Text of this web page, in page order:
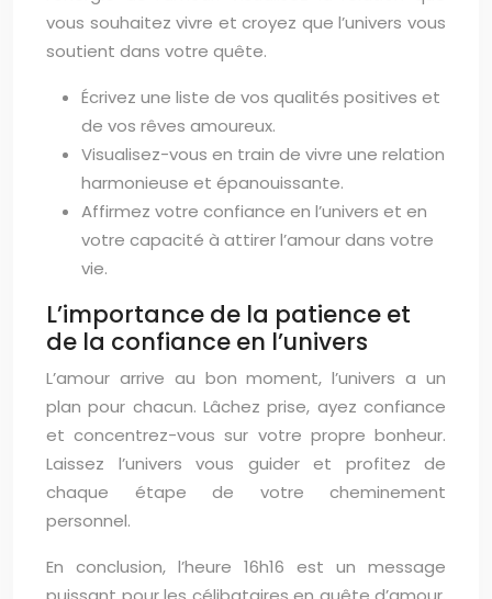
vous souhaitez vivre et croyez que l’univers vous
soutient dans votre quête.
Écrivez une liste de vos qualités positives et
de vos rêves amoureux.
Visualisez-vous en train de vivre une relation
harmonieuse et épanouissante.
Affirmez votre confiance en l’univers et en
votre capacité à attirer l’amour dans votre
vie.
L’importance de la patience et
de la confiance en l’univers
L’amour arrive au bon moment, l’univers a un
plan pour chacun. Lâchez prise, ayez confiance
et concentrez-vous sur votre propre bonheur.
Laissez l’univers vous guider et profitez de
chaque étape de votre cheminement
personnel.
En conclusion, l’heure 16h16 est un message